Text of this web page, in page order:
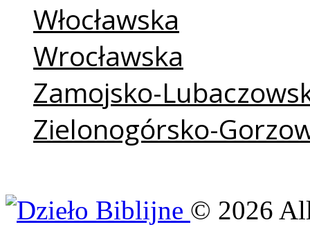
Włocławska
Wrocławska
Zamojsko-
Zielonogórsko-
© 2026